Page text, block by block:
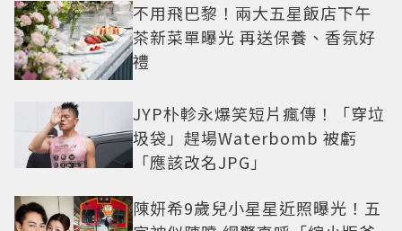
不用飛巴黎！兩大五星飯店下午
茶新菜單曝光 再送保養、香氛好
禮
JYP朴軫永爆笑短片瘋傳！「穿垃
圾袋」趕場Waterbomb 被虧
「應該改名JPG」
陳妍希9歲兒小星星近照曝光！五